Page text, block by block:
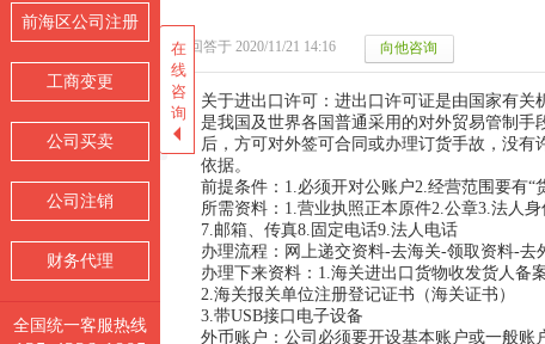
回答于 2020/11/21 14:16
关于进出口许可：进出口许可证是由国家有
是我国及世界各国普通采用的对外贸易管制
后，方可对外签可合同或办理订货手故，没
依据。
前提条件：1.必须开对公账户2.经营范围要有“
所需资料：1.营业执照正本原件2.公章3.法人
7.邮箱、传真8.固定电话9.法人电话
办理流程：网上递交资料-去海关-领取资料-去
办理下来资料：1.海关进出口货物收发货人备
2.海关报关单位注册登记证书（海关证书）
3.带USB接口电子设备
外币账户：公司必须要开设基本账户或一般账
前海区公司注册
工商变更
公司买卖
公司注销
财务代理
全国统一客服热线
在
线
咨
询
前海区公司注册
工商变更
公司买卖
公司注销
财务代理
全国统一客服热线
在
线
咨
询